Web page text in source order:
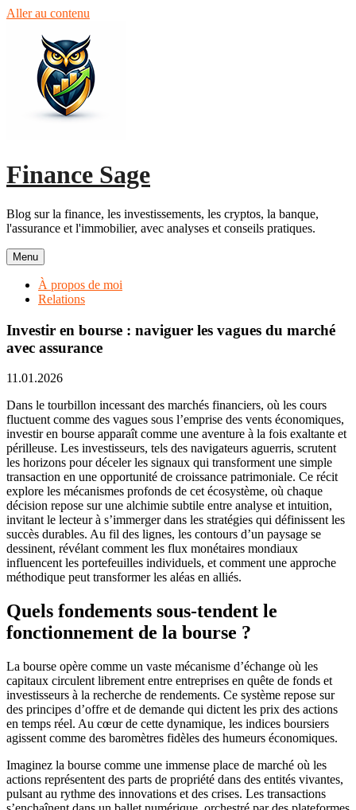
Aller au contenu
Finance Sage
Blog sur la finance, les investissements, les cryptos, la banque,
l'assurance et l'immobilier, avec analyses et conseils pratiques.
Menu
À propos de moi
Relations
Investir en bourse : naviguer les vagues du marché
avec assurance
11.01.2026
Dans le tourbillon incessant des marchés financiers, où les cours
fluctuent comme des vagues sous l’emprise des vents économiques,
investir en bourse apparaît comme une aventure à la fois exaltante et
périlleuse. Les investisseurs, tels des navigateurs aguerris, scrutent
les horizons pour déceler les signaux qui transforment une simple
transaction en une opportunité de croissance patrimoniale. Ce récit
explore les mécanismes profonds de cet écosystème, où chaque
décision repose sur une alchimie subtile entre analyse et intuition,
invitant le lecteur à s’immerger dans les stratégies qui définissent les
succès durables. Au fil des lignes, les contours d’un paysage se
dessinent, révélant comment les flux monétaires mondiaux
influencent les portefeuilles individuels, et comment une approche
méthodique peut transformer les aléas en alliés.
Quels fondements sous-tendent le
fonctionnement de la bourse ?
La bourse opère comme un vaste mécanisme d’échange où les
capitaux circulent librement entre entreprises en quête de fonds et
investisseurs à la recherche de rendements. Ce système repose sur
des principes d’offre et de demande qui dictent les prix des actions
en temps réel. Au cœur de cette dynamique, les indices boursiers
agissent comme des baromètres fidèles des humeurs économiques.
Imaginez la bourse comme une immense place de marché où les
actions représentent des parts de propriété dans des entités vivantes,
pulsant au rythme des innovations et des crises. Les transactions